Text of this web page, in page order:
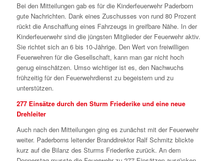
Bei den Mitteilungen gab es für die Kinderfeuerwehr Paderborn
gute Nachrichten. Dank eines Zuschusses von rund 80 Prozent
rückt die Anschaffung eines Fahrzeugs in greifbare Nähe. In der
Kinderfeuerwehr sind die jüngsten Mitglieder der Feuerwehr aktiv.
Sie richtet sich an 6 bis 10-Jährige. Den Wert von freiwilligen
Feuerwehren für die Gesellschaft, kann man gar nicht hoch
genug einschätzen. Umso wichtiger ist es, den Nachwuchs
frühzeitig für den Feuerwehrdienst zu begeistern und zu
unterstützen.
277 Einsätze durch den Sturm Friederike und eine neue
Drehleiter
Auch nach den Mitteilungen ging es zunächst mit der Feuerwehr
weiter. Paderborns leitender Branddirektor Ralf Schmitz blickte
kurz auf die Bilanz des Sturms Friederike zurück. An dem